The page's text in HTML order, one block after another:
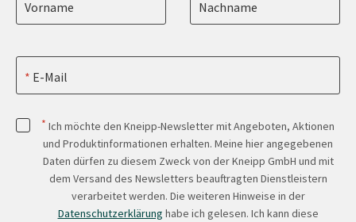
Vorname Nachname
E-Mail
* Ich möchte den Kneipp-Newsletter mit Angeboten, Aktionen
und Produktinformationen erhalten. Meine hier angegebenen
Daten dürfen zu diesem Zweck von der Kneipp GmbH und mit
dem Versand des Newsletters beauftragten Dienstleistern
verarbeitet werden. Die weiteren Hinweise in der
Datenschutzerklärung habe ich gelesen. Ich kann diese